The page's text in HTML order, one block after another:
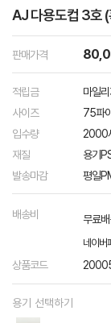
AJ 다용도컵 3호
판매가격
적립금 마일
사이즈
75파
입수량
2000
재질
용기
발송마감
평일
배송비 무료
네이버
상품코드
용기 선택하기